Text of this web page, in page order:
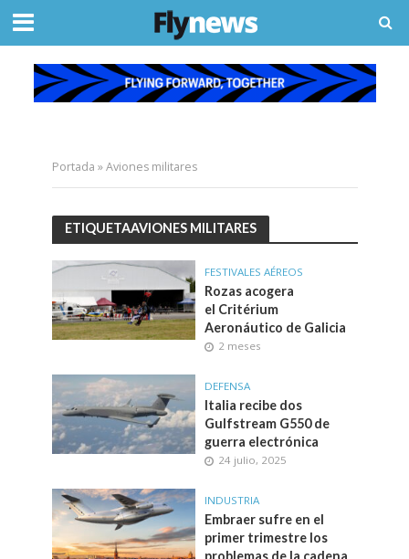
Portada »Aviones militares
ETIQUETAAVIONES MILITARES
FESTIVALES AÉREOS
Rozas acogera
el Critérium
Aeronáutico de Galicia
2 meses
DEFENSA
Italia recibe dos
Gulfstream G550 de
guerra electrónica
24 julio, 2025
INDUSTRIA
Embraer sufre en el
primer trimestre los
problemas de la cadena